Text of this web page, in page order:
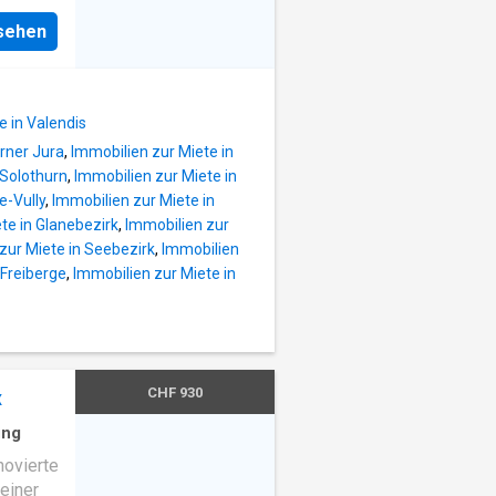
Nähe,
son
in Valendis
Jura, Immobilien zur Miete in
, Immobilien zur Miete in
Vully, Immobilien zur Miete in
in Glanebezirk, Immobilien zur
Miete in Seebezirk, Immobilien
, Immobilien zur Miete in
CHF 930